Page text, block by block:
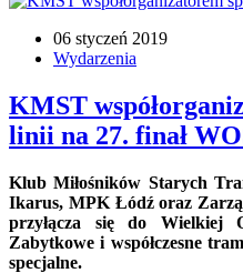
06 styczeń 2019
Wydarzenia
KMST
linii na 27. finał
Klub Miłośników Starych
Ikarus, MPK Łódź oraz
przyłącza się do Wielkiej
Zabytkowe i współczesne
specjalne.